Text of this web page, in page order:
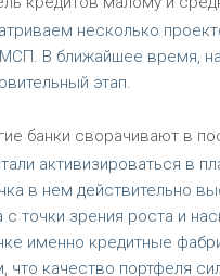
несколько
В ближайшее время,
этап.
банки сворачивают в
активизироваться в
в нем действительно
точки зрения роста и
именно кредитные
качество портфеля